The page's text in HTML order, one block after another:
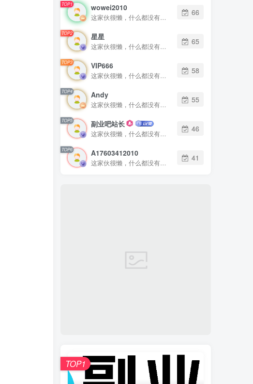
TOP1 wowei2010
这家伙很懒，什么都没有写...
66
TOP2 星星
这家伙很懒，什么都没有写...
65
TOP3 VIP666
这家伙很懒，什么都没有写...
58
TOP4 Andy
这家伙很懒，什么都没有写...
55
TOP5 副业吧站长
这家伙很懒，什么都没有写...
46
TOP6 A17603412010
这家伙很懒，什么都没有写...
41
TOP1